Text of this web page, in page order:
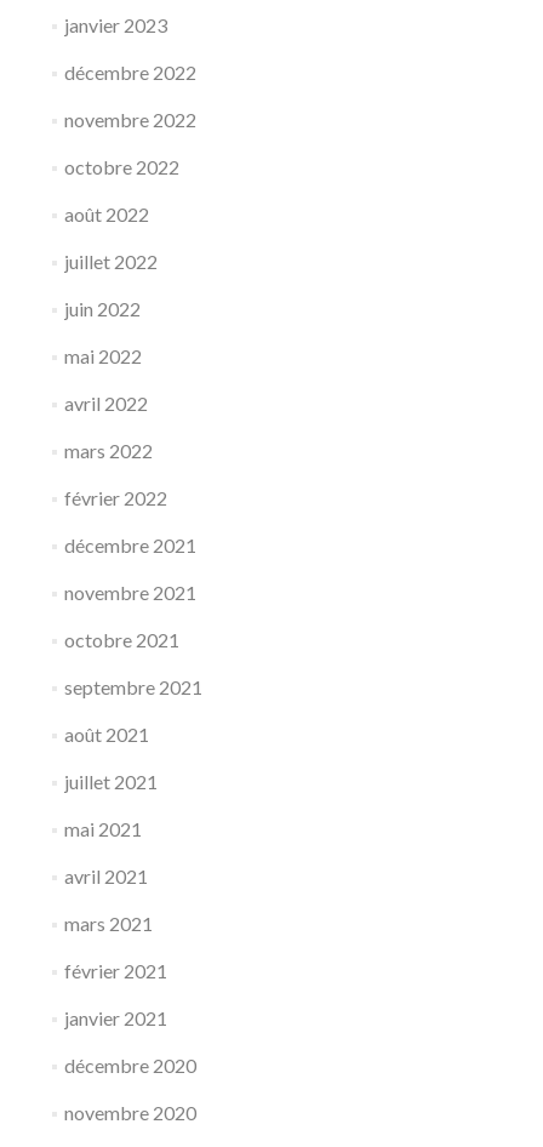
janvier 2023
décembre 2022
novembre 2022
octobre 2022
août 2022
juillet 2022
juin 2022
mai 2022
avril 2022
mars 2022
février 2022
décembre 2021
novembre 2021
octobre 2021
septembre 2021
août 2021
juillet 2021
mai 2021
avril 2021
mars 2021
février 2021
janvier 2021
décembre 2020
novembre 2020